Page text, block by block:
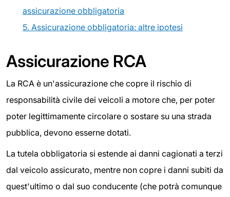
assicurazione obbligatoria
5. Assicurazione obbligatoria: altre ipotesi
Assicurazione RCA
La RCA è un'assicurazione che copre il rischio di
responsabilità civile dei veicoli a motore che, per poter
poter legittimamente circolare o sostare su una strada
pubblica, devono esserne dotati.
La tutela obbligatoria si estende ai danni cagionati a terzi
dal veicolo assicurato, mentre non copre i danni subiti da
quest'ultimo o dal suo conducente (che potrà comunque